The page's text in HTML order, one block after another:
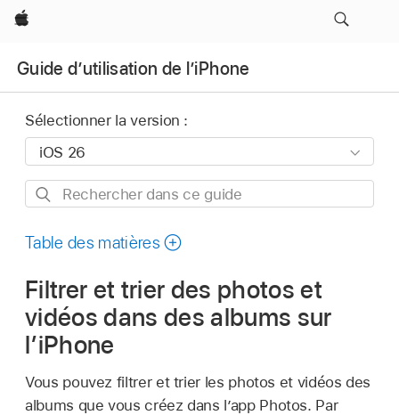
Apple
Guide d’utilisation de l’iPhone
Sélectionner la version :
Rechercher
ce
Table des matières
Filtrer et trier des photos et
vidéos dans des albums sur
l’iPhone
Vous pouvez filtrer et trier les photos et vidéos des
albums que vous créez dans l’app Photos. Par